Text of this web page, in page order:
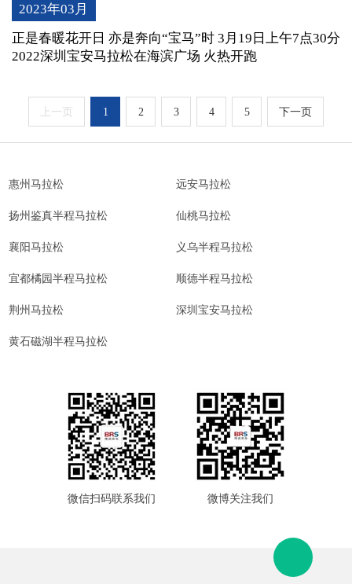
2023年03月
正是春暖花开日 亦是奔向“宝马”时 3月19日上午7点30分
2022深圳宝安马拉松在海滨广场 火热开跑
上一页 1 2 3 4 5 下一页
微信扫码联系我们 微博关注我们
惠州马拉松 远安马拉松
扬州鉴真半程马拉松 仙桃马拉松
襄阳马拉松 义乌半程马拉松
宜都橘园半程马拉松 顺德半程马拉松
荆州马拉松 深圳宝安马拉松
黄石磁湖半程马拉松